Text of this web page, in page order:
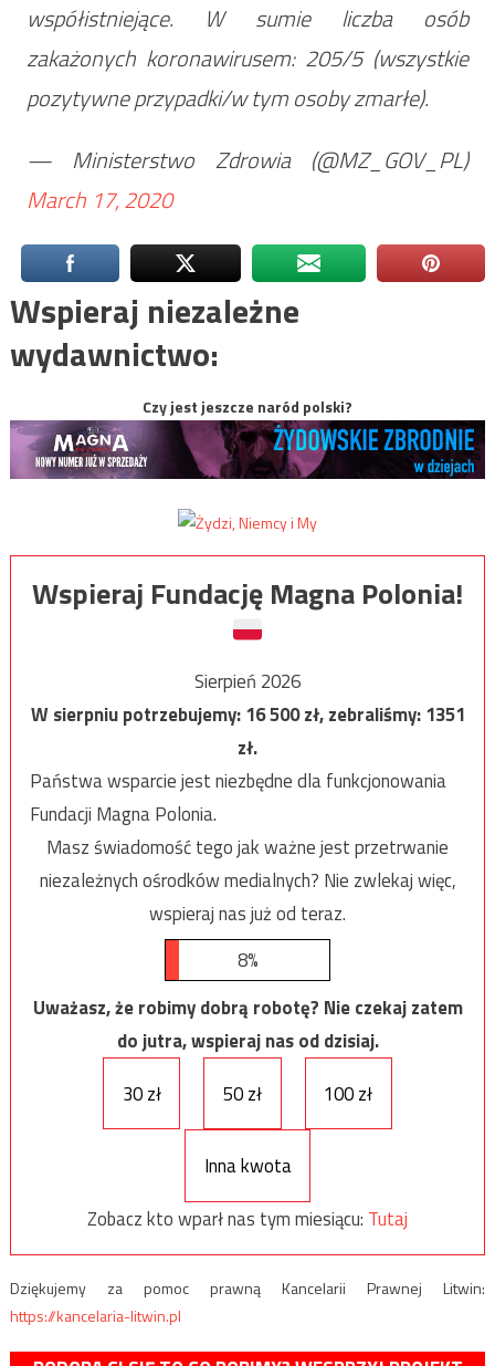
współistniejące. W sumie liczba osób
zakażonych koronawirusem: 205/5 (wszystkie
pozytywne przypadki/w tym osoby zmarłe).
— Ministerstwo Zdrowia (@MZ_GOV_PL)
March 17, 2020
Wspieraj niezależne
wydawnictwo:
Czy jest jeszcze naród polski?
Wspieraj Fundację Magna Polonia!
Sierpień 2026
W sierpniu potrzebujemy:16 500zł, zebraliśmy:1351
zł.
Państwa wsparcie jest niezbędne dla funkcjonowania
Fundacji Magna Polonia.
Masz świadomość tego jak ważne jest przetrwanie
niezależnych ośrodków medialnych? Nie zwlekaj więc,
wspieraj nas już od teraz.
8%
Uważasz, że robimy dobrą robotę? Nie czekaj zatem
do jutra, wspieraj nas od dzisiaj.
30 zł
50 zł 100 zł
Inna kwota
Zobacz kto wparł nas tym miesiącu: Tutaj
Dziękujemy za pomoc prawną Kancelarii Prawnej Litwin:
https://kancelaria-litwin.pl